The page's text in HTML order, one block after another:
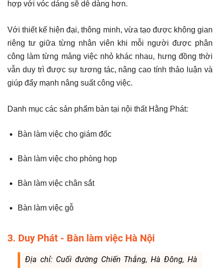
hợp với vóc dáng sẽ dễ dàng hơn.
Với thiết kế hiện đại, thông minh, vừa tạo được không gian
riêng tư giữa từng nhân viên khi mỗi người được phân
công làm từng mảng việc nhỏ khác nhau, hưng đồng thời
vẫn duy trì được sự tương tác, nâng cao tính thảo luận và
giúp đẩy mạnh nâng suất công việc.
Danh mục các sản phẩm bàn tại nội thất Hằng Phát:
Bàn làm việc cho giám đốc
Bàn làm việc cho phòng họp
Bàn làm việc chân sắt
Bàn làm việc gỗ
3. Duy Phát - Bàn làm việc Hà Nội
Địa chỉ: Cuối đường Chiến Thắng, Hà Đông, Hà